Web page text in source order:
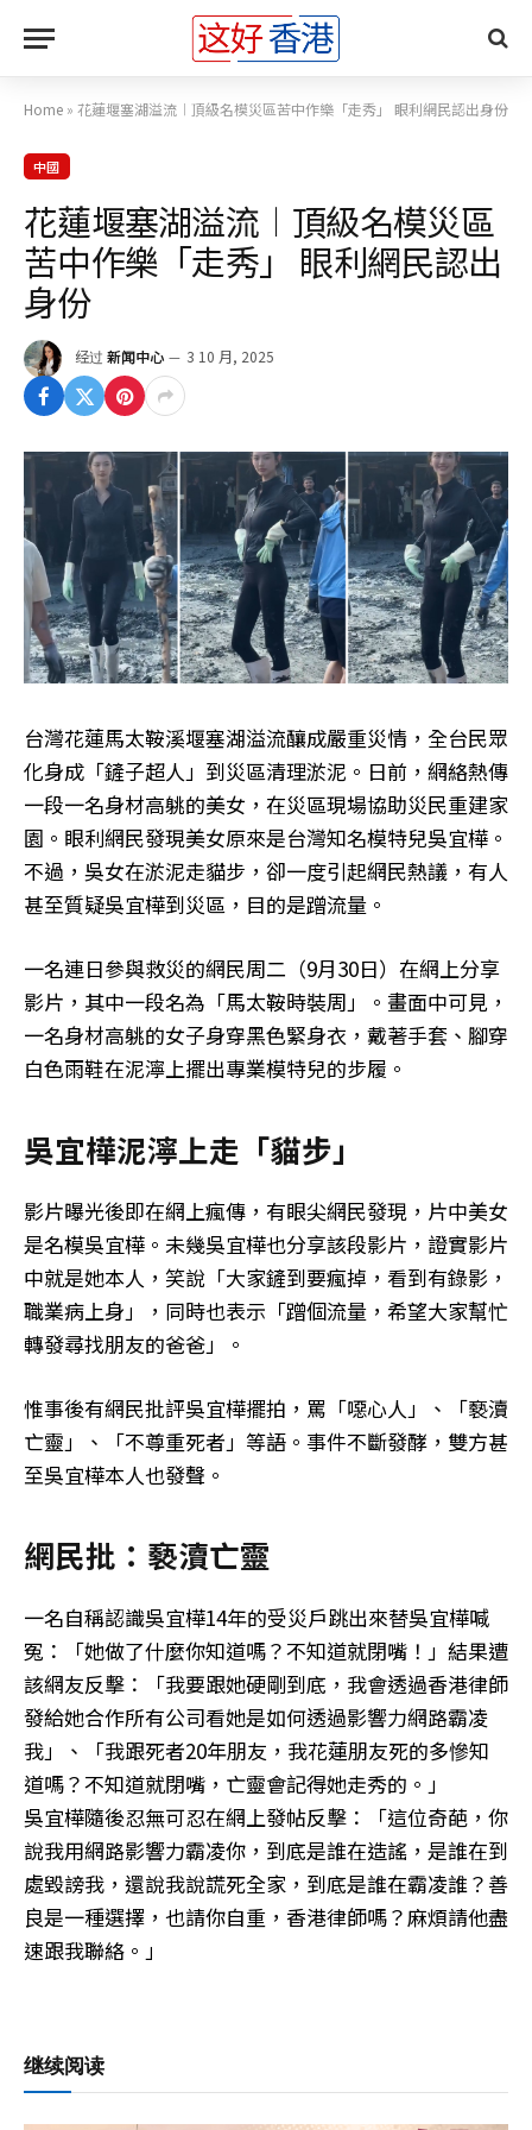
Home » 花蓮堰塞湖溢流︱頂級名模災區苦中作樂「走秀」 眼利網民認出身份
中國
花蓮堰塞湖溢流︱頂級名模災區
苦中作樂「走秀」 眼利網民認出
身份
经过 新闻中心 3 10 月, 2025
台灣花蓮馬太鞍溪堰塞湖溢流釀成嚴重災情，全台民眾
化身成「鏟子超人」到災區清理淤泥。日前，網絡熱傳
一段一名身材高䠷的美女，在災區現場協助災民重建家
園。眼利網民發現美女原來是台灣知名模特兒吳宜樺。
不過，吳女在淤泥走貓步，卻一度引起網民熱議，有人
甚至質疑吳宜樺到災區，目的是蹭流量。
一名連日參與救災的網民周二（9月30日）在網上分享
影片，其中一段名為「馬太鞍時裝周」。畫面中可見，
一名身材高䠷的女子身穿黑色緊身衣，戴著手套、腳穿
白色雨鞋在泥濘上擺出專業模特兒的步履。
吳宜樺泥濘上走「貓步」
影片曝光後即在網上瘋傳，有眼尖網民發現，片中美女
是名模吳宜樺。未幾吳宜樺也分享該段影片，證實影片
中就是她本人，笑說「大家鏟到要瘋掉，看到有錄影，
職業病上身」，同時也表示「蹭個流量，希望大家幫忙
轉發尋找朋友的爸爸」。
惟事後有網民批評吳宜樺擺拍，罵「噁心人」、「褻瀆
亡靈」、「不尊重死者」等語。事件不斷發酵，雙方甚
至吳宜樺本人也發聲。
網民批：褻瀆亡靈
一名自稱認識吳宜樺14年的受災戶跳出來替吳宜樺喊
冤：「她做了什麼你知道嗎？不知道就閉嘴！」結果遭
該網友反擊：「我要跟她硬剛到底，我會透過香港律師
發給她合作所有公司看她是如何透過影響力網路霸凌
我」、「我跟死者20年朋友，我花蓮朋友死的多慘知
道嗎？不知道就閉嘴，亡靈會記得她走秀的。」
吳宜樺隨後忍無可忍在網上發帖反擊：「這位奇葩，你
說我用網路影響力霸凌你，到底是誰在造謠，是誰在到
處毀謗我，還說我說謊死全家，到底是誰在霸凌誰？善
良是一種選擇，也請你自重，香港律師嗎？麻煩請他盡
速跟我聯絡。」
继续阅读